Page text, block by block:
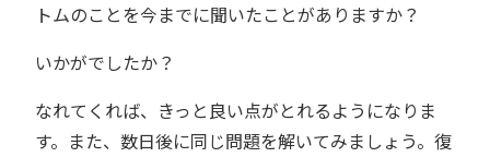
トムのことを今までに聞いたことがありますか？
いかがでしたか？
なれてくれば、きっと良い点がとれるようになりま
す。また、数日後に同じ問題を解いてみましょう。復